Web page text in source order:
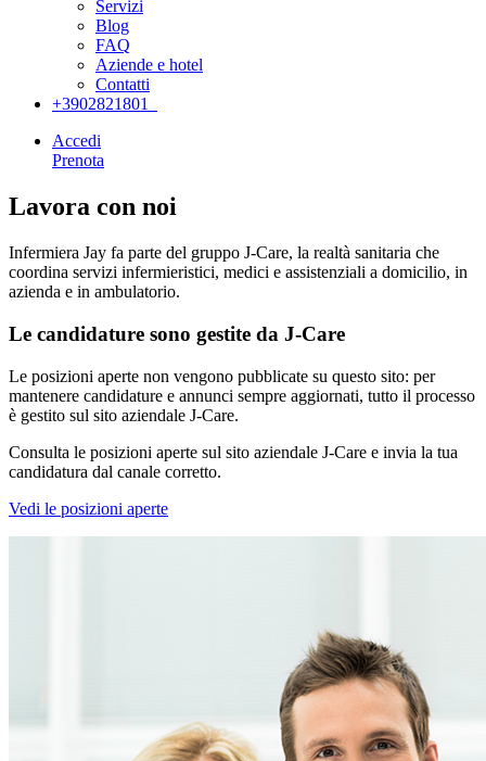
Servizi
Blog
FAQ
Aziende e hotel
Contatti
+3902821801
Accedi
Prenota
Lavora con noi
Infermiera Jay fa parte del gruppo J-Care, la realtà sanitaria che
coordina servizi infermieristici, medici e assistenziali a domicilio, in
azienda e in ambulatorio.
Le candidature sono gestite da J-Care
Le posizioni aperte non vengono pubblicate su questo sito: per
mantenere candidature e annunci sempre aggiornati, tutto il processo
è gestito sul sito aziendale J-Care.
Consulta le posizioni aperte sul sito aziendale J-Care e invia la tua
candidatura dal canale corretto.
Vedi le posizioni aperte